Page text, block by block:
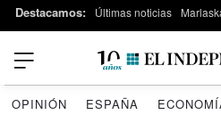
Destacamos: Últimas noticias
OPINIÓN ESPAÑA